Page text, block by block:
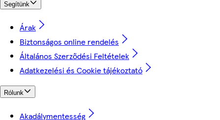
Segítünk
Árak
Biztonságos online rendelés
Általános Szerződési Feltételek
Adatkezelési és Cookie tájékoztató
Rólunk
Akadálymentesség